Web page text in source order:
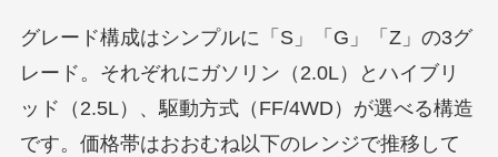
グレード構成はシンプルに「S」「G」「Z」の3グ
レード。それぞれにガソリン（2.0L）とハイブリ
ッド（2.5L）、駆動方式（FF/4WD）が選べる構造
です。価格帯はおおむね以下のレンジで推移して